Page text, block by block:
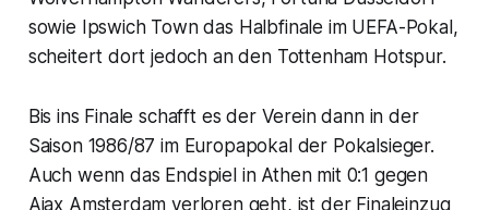
sowie Ipswich Town das Halbfinale im UEFA-Pokal,
scheitert dort jedoch an den Tottenham Hotspur.
Bis ins Finale schafft es der Verein dann in der
Saison 1986/87 im Europapokal der Pokalsieger.
Auch wenn das Endspiel in Athen mit 0:1 gegen
Ajax Amsterdam verloren geht, ist der Finaleinzug